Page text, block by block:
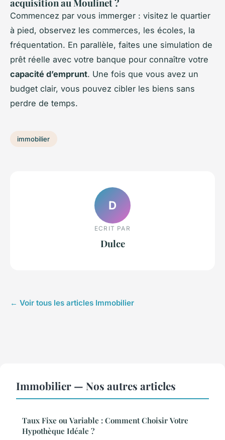
acquisition au Moulinet ?
Commencez par vous immerger : visitez le quartier
à pied, observez les commerces, les écoles, la
fréquentation. En parallèle, faites une simulation de
prêt réelle avec votre banque pour connaître votre
capacité d’emprunt. Une fois que vous avez un
budget clair, vous pouvez cibler les biens sans
perdre de temps.
immobilier
D
ECRIT PAR
Dulce
← Voir tous les articles Immobilier
Immobilier — Nos autres articles
Taux Fixe ou Variable : Comment Choisir Votre
Hypothèque Idéale ?